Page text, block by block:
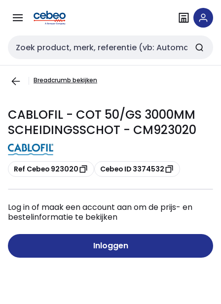
naar
naar
Zoekveld invoer
Breadcrumb bekijken
CABLOFIL - COT 50/GS 3000MM
SCHEIDINGSSCHOT - CM923020
Kopiëren
Ref Cebeo 923020 Kopiëren
Cebeo ID 3374532
Log in of maak een account aan om de prijs- en
bestelinformatie te bekijken
Inloggen